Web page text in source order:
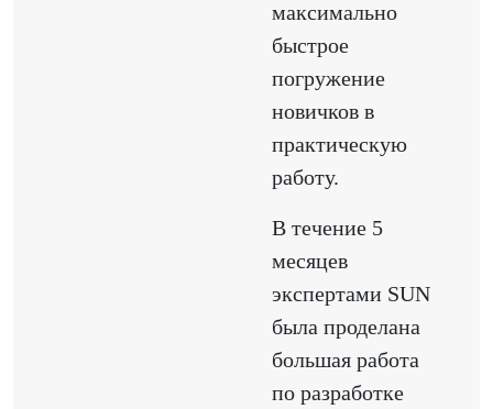
максимально
быстрое
погружение
новичков в
практическую
работу.
В течение 5
месяцев
экспертами SUN
была проделана
большая работа
по разработке